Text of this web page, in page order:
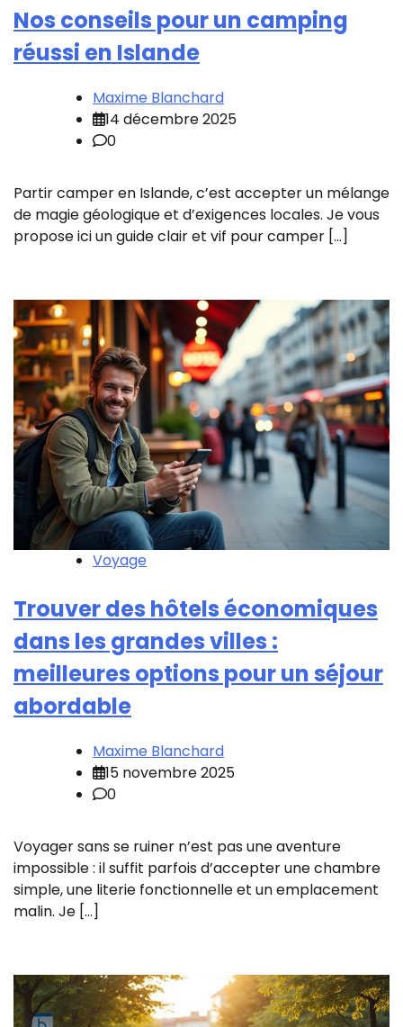
Nos conseils pour un camping
réussi en Islande
Maxime Blanchard
14 décembre 2025
0
Partir camper en Islande, c’est accepter un mélange
de magie géologique et d’exigences locales. Je vous
propose ici un guide clair et vif pour camper […]
Voyage
Trouver des hôtels économiques
dans les grandes villes :
meilleures options pour un séjour
abordable
Maxime Blanchard
15 novembre 2025
0
Voyager sans se ruiner n’est pas une aventure
impossible : il suffit parfois d’accepter une chambre
simple, une literie fonctionnelle et un emplacement
malin. Je […]